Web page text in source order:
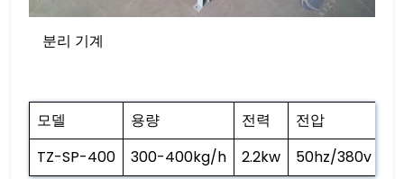
분리 기계
모델 용량 전력 전압
TZ-SP-400
300-400kg/h 2.2kw 50hz/380v